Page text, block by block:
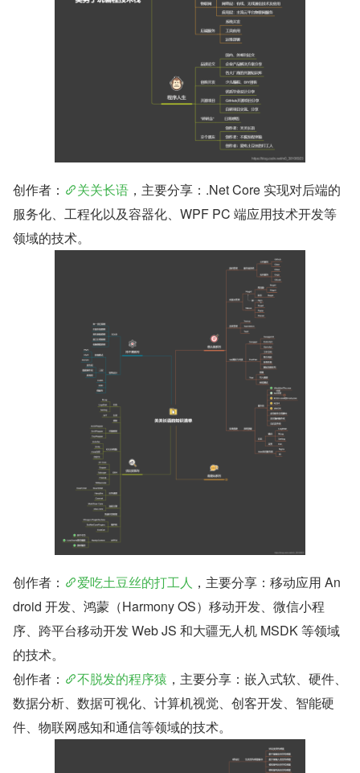
创作者： 关关长语 ，主要分享：.Net Core 实现对后端的
服务化、工程化以及容器化、WPF PC 端应用技术开发等
领域的技术。
创作者： 爱吃土豆丝的打工人 ，主要分享：移动应用 An
droid 开发、鸿蒙（Harmony OS）移动开发、微信小程
序、跨平台移动开发 Web JS 和大疆无人机 MSDK 等领域
的技术。
创作者：
不脱发的程序猿 ，主要分享：嵌入式软、硬件、
数据分析、数据可视化、计算机视觉、创客开发、智能硬
件、物联网感知和通信等领域的技术。